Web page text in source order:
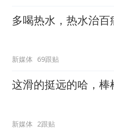
多喝热水，热水治百
新媒体 69跟贴
这滑的挺远的哈，棒
新媒体 2跟贴